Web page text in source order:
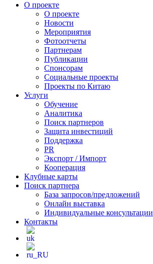
О проекте
О проекте
Новости
Мероприятия
Фотоотчеты
Партнерам
Публикации
Спонсорам
Социальные проекты
Проекты по Китаю
Услуги
Обучение
Аналитика
Поиск партнеров
Защита инвестиций
Поддержка
PR
Экспорт / Импорт
Кооперация
Клубные карты
Поиск партнера
База запросов/предложений
Онлайн выставка
Индивидуальные консультации
Контакты